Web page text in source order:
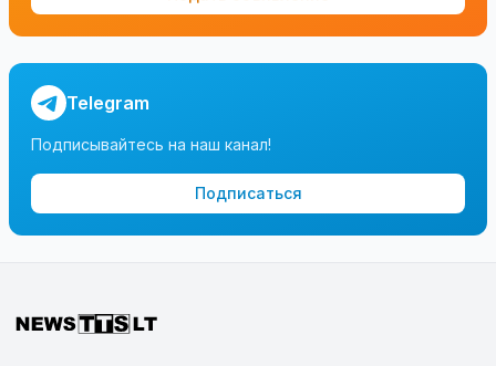
Telegram
Подписывайтесь на наш канал!
Подписаться